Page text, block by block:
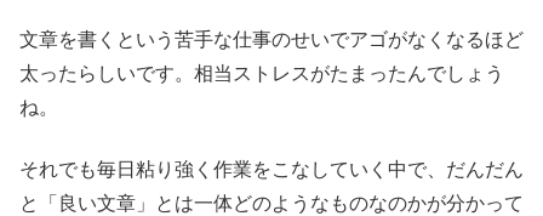
文章を書くという苦手な仕事のせいでアゴがなくなるほど
太ったらしいです。相当ストレスがたまったんでしょう
ね。
それでも毎日粘り強く作業をこなしていく中で、だんだん
と「良い文章」とは一体どのようなものなのかが分かって